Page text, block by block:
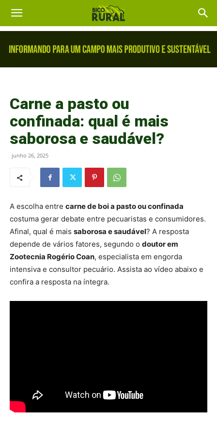
Carne a pasto ou
confinada: qual é mais
saborosa e saudável?
junho 26, 2025
A escolha entre carne de boi a pasto ou confinada
costuma gerar debate entre pecuaristas e consumidores.
Afinal, qual é mais saborosa e saudável? A resposta
depende de vários fatores, segundo o doutor em
Zootecnia Rogério Coan, especialista em engorda
intensiva e consultor pecuário. Assista ao vídeo abaixo e
confira a resposta na íntegra.